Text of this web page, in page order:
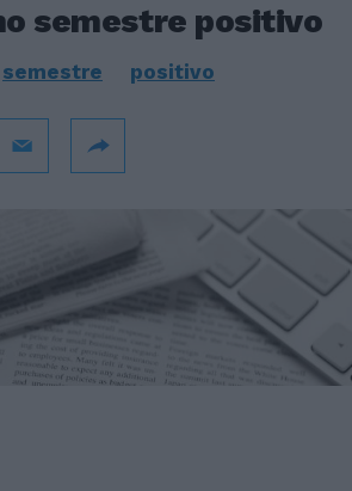
semestre positivo
semestre positivo